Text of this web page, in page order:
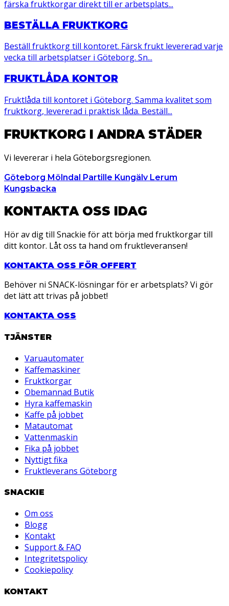
färska fruktkorgar direkt till er arbetsplats...
BESTÄLLA FRUKTKORG
Beställ fruktkorg till kontoret. Färsk frukt levererad varje
vecka till arbetsplatser i Göteborg. Sn...
FRUKTLÅDA KONTOR
Fruktlåda till kontoret i Göteborg. Samma kvalitet som
fruktkorg, levererad i praktisk låda. Beställ...
FRUKTKORG I ANDRA STÄDER
Vi levererar i hela Göteborgsregionen.
Göteborg Mölndal Partille Kungälv Lerum
Kungsbacka
KONTAKTA OSS IDAG
Hör av dig till Snackie för att börja med fruktkorgar till
ditt kontor. Låt oss ta hand om fruktleveransen!
KONTAKTA OSS FÖR OFFERT
Behöver ni SNACK-lösningar för er arbetsplats? Vi gör
det lätt att trivas på jobbet!
KONTAKTA OSS
TJÄNSTER
Varuautomater
Kaffemaskiner
Fruktkorgar
Obemannad Butik
Hyra kaffemaskin
Kaffe på jobbet
Matautomat
Vattenmaskin
Fika på jobbet
Nyttigt fika
Fruktleverans Göteborg
SNACKIE
Om oss
Blogg
Kontakt
Support & FAQ
Integritetspolicy
Cookiepolicy
KONTAKT